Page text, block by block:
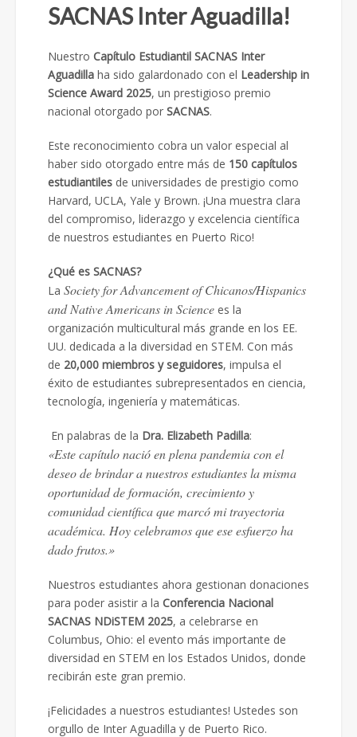
SACNAS Inter Aguadilla!
Nuestro Capítulo Estudiantil SACNAS Inter
Aguadilla ha sido galardonado con el Leadership in
Science Award 2025, un prestigioso premio
nacional otorgado por SACNAS.
Este reconocimiento cobra un valor especial al
haber sido otorgado entre más de 150 capítulos
estudiantiles de universidades de prestigio como
Harvard, UCLA, Yale y Brown. ¡Una muestra clara
del compromiso, liderazgo y excelencia científica
de nuestros estudiantes en Puerto Rico!
¿Qué es SACNAS?
La Society for Advancement of Chicanos/Hispanics
and Native Americans in Science es la
organización multicultural más grande en los EE.
UU. dedicada a la diversidad en STEM. Con más
de 20,000 miembros y seguidores, impulsa el
éxito de estudiantes subrepresentados en ciencia,
tecnología, ingeniería y matemáticas.
En palabras de la Dra. Elizabeth Padilla:
«Este capítulo nació en plena pandemia con el
deseo de brindar a nuestros estudiantes la misma
oportunidad de formación, crecimiento y
comunidad científica que marcó mi trayectoria
académica. Hoy celebramos que ese esfuerzo ha
dado frutos.»
Nuestros estudiantes ahora gestionan donaciones
para poder asistir a la Conferencia Nacional
SACNAS NDiSTEM 2025, a celebrarse en
Columbus, Ohio: el evento más importante de
diversidad en STEM en los Estados Unidos, donde
recibirán este gran premio.
¡Felicidades a nuestros estudiantes! Ustedes son
orgullo de Inter Aguadilla y de Puerto Rico.